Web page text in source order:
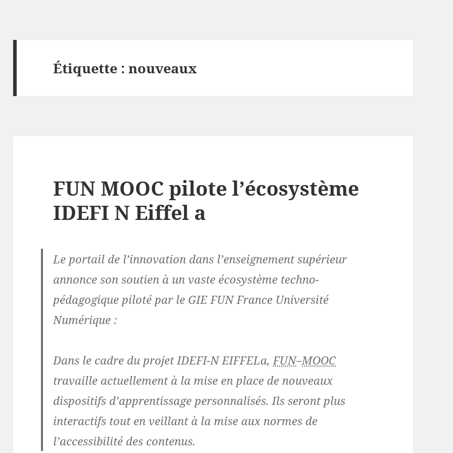
Étiquette :nouveaux
FUN MOOC pilote l’écosystème
IDEFI N Eiffel a
Le portail de l’innovation dans l’enseignement supérieur
annonce son soutien à un vaste écosystème techno-
pédagogique piloté par le GIE FUN France Université
Numérique :
Dans le cadre du projet IDEFI-N EIFFELa,FUN–MOOC
travaille actuellement à la mise en place de nouveaux
dispositifs d’apprentissage personnalisés. Ils seront plus
interactifs tout en veillant à la mise aux normes de
l’accessibilité des contenus.